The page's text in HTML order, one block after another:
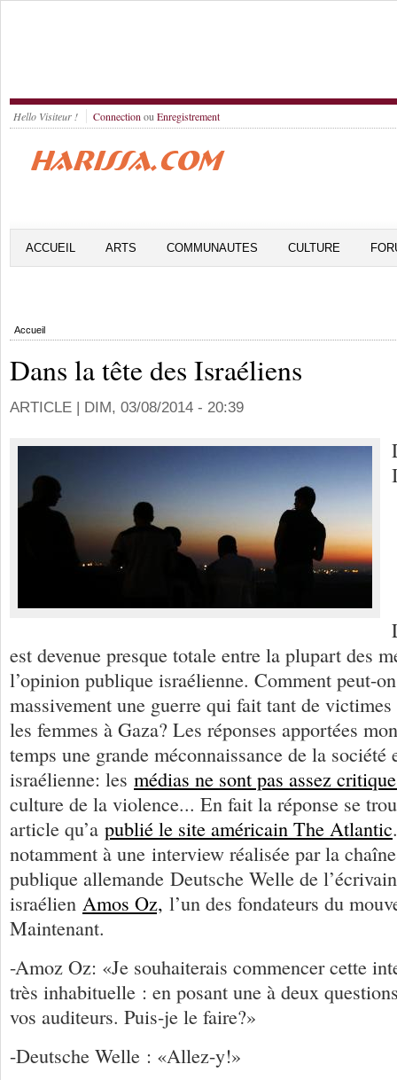
Hello Visiteur ! Connection ou Enregistrement
ACCUEIL ARTS COMMUNAUTES CULTURE
Accueil
Dans la tête des Israéliens
ARTICLE | DIM, 03/08/2014 - 20:39
est devenue presque totale entre la plupart des
l’opinion publique israélienne. Comment peut-
massivement une guerre qui fait tant de
les femmes à Gaza? Les réponses apportées
temps une grande méconnaissance de la société
israélienne: les médias ne sont pas assez
culture de la violence... En fait la réponse se
article qu’a publié le site américain The Atlantic
notamment à une interview réalisée par la
publique allemande Deutsche Welle de
israélien Amos Oz, l’un des fondateurs du
Maintenant.
-Amoz Oz: «Je souhaiterais commencer cette
très inhabituelle : en posant une à deux
vos auditeurs. Puis-je le faire?»
-Deutsche Welle : «Allez-y!»